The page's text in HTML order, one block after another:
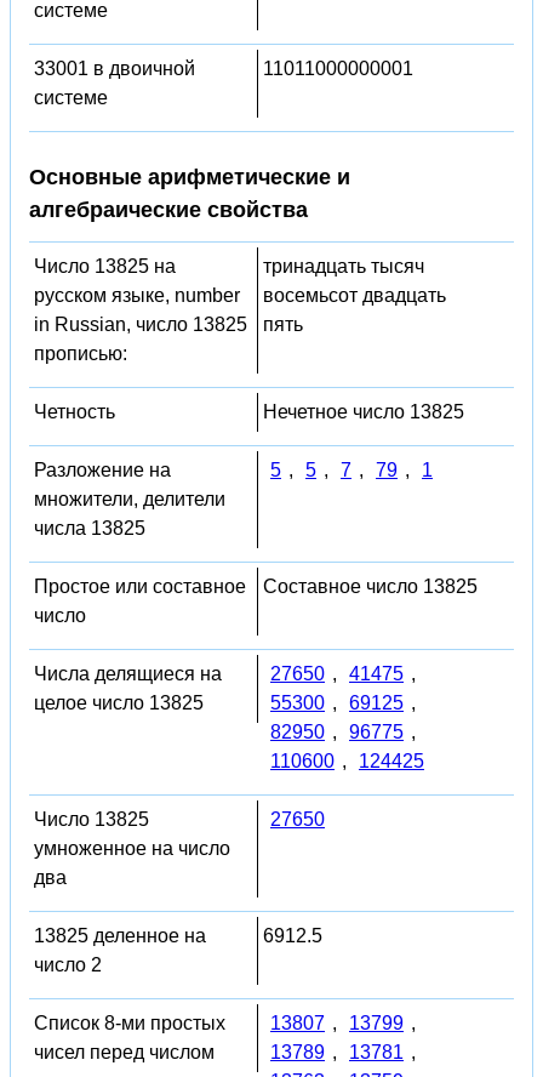
системе
33001 в двоичной
системе
11011000000001
Основные арифметические и
алгебраические свойства
Число 13825 на
русском языке, number
in Russian, число 13825
прописью:
тринадцать тысяч
восемьсот двадцать
пять
Четность Нечетное число 13825
Разложение на
множители, делители
числа 13825
5 , 5 , 7 , 79 , 1
Простое или составное
число
Составное число 13825
Числа делящиеся на
целое число 13825
27650 , 41475 ,
55300 , 69125 ,
82950 , 96775 ,
110600 , 124425
Число 13825
умноженное на число
два
27650
13825 деленное на
число 2
6912.5
Список 8-ми простых
чисел перед числом
13807 , 13799 ,
13789 , 13781 ,